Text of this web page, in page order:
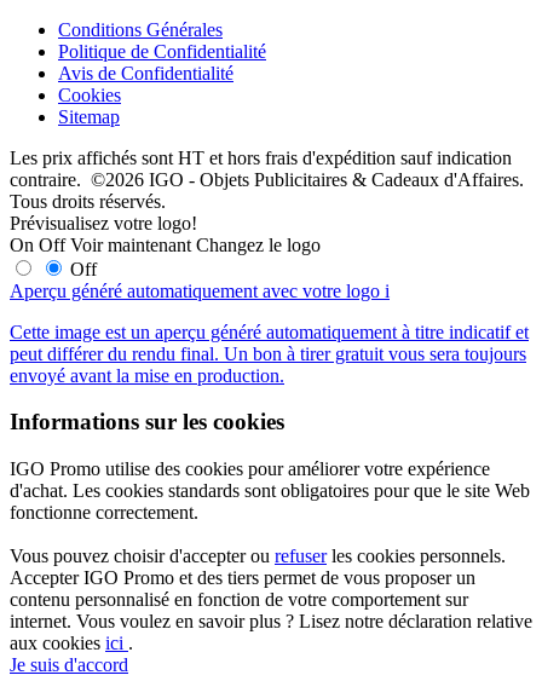
Conditions Générales
Politique de Confidentialité
Avis de Confidentialité
Cookies
Sitemap
Les prix affichés sont HT et hors frais d'expédition sauf indication
contraire. ©2026 IGO - Objets Publicitaires & Cadeaux d'Affaires.
Tous droits réservés.
Prévisualisez votre logo!
On Off Voir maintenant Changez le logo
Off
Aperçu généré automatiquement avec votre logo i
Cette image est un aperçu généré automatiquement à titre indicatif et
peut différer du rendu final. Un bon à tirer gratuit vous sera toujours
envoyé avant la mise en production.
Informations sur les cookies
IGO Promo utilise des cookies pour améliorer votre expérience
d'achat. Les cookies standards sont obligatoires pour que le site Web
fonctionne correctement.
Vous pouvez choisir d'accepter ou refuserles cookies personnels.
Accepter IGO Promo et des tiers permet de vous proposer un
contenu personnalisé en fonction de votre comportement sur
internet. Vous voulez en savoir plus ? Lisez notre déclaration relative
aux cookies ici .
Je suis d'accord